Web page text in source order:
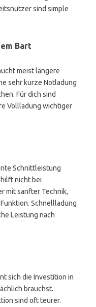
sind simple
Bart
meist längere
sehr kurze Notladung
Für dich sind
Vollladung wichtiger
Schnittleistung
nicht bei
mit sanfter Technik,
Schnellladung
Leistung nach
sich die Investition in
brauchst.
sind oft teurer.